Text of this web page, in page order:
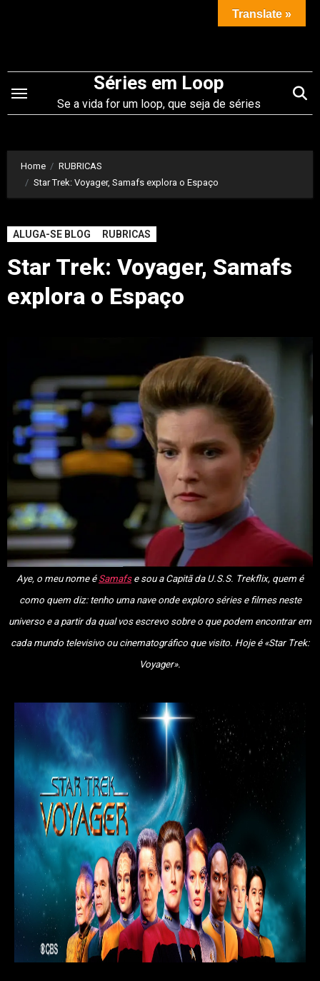
conteúdo
Séries em Loop
Se a vida for um loop, que seja de séries
Home
RUBRICAS
Star Trek: Voyager, Samafs explora o Espaço
ALUGA-SE BLOG RUBRICAS
Star Trek: Voyager, Samafs
explora o Espaço
Aye, o meu nome é Samafse sou a Capitã da U.S.S. Trekflix, quem é
como quem diz: tenho uma nave onde exploro séries e filmes neste
universo e a partir da qual vos escrevo sobre o que podem encontrar em
cada mundo televisivo ou cinematográfico que visito. Hoje é «Star Trek:
Voyager».
Translate »